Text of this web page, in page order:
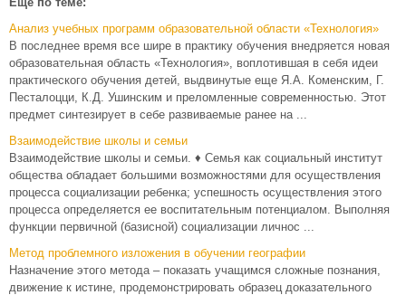
Анализ учебных программ образовательной области «Технология»
В последнее время все шире в практику обучения внедряется новая
образовательная область «Технология», воплотившая в себя идеи
практического обучения детей, выдвинутые еще Я.А. Коменским, Г.
Песталоцци, К.Д. Ушинским и преломленные современностью. Этот
предмет синтезирует в себе развиваемые ранее на ...
Взаимодействие школы и семьи
Взаимодействие школы и семьи. ♦ Семья как социальный институт
общества обладает большими возможностями для осуществления
процесса социализации ребенка; успешность осуществления этого
процесса определяется ее воспитательным потенциалом. Выполняя
функции первичной (базисной) социализации личнос ...
Метод проблемного изложения в обучении географии
Назначение этого метода – показать учащимся сложные познания,
движение к истине, продемонстрировать образец доказательного